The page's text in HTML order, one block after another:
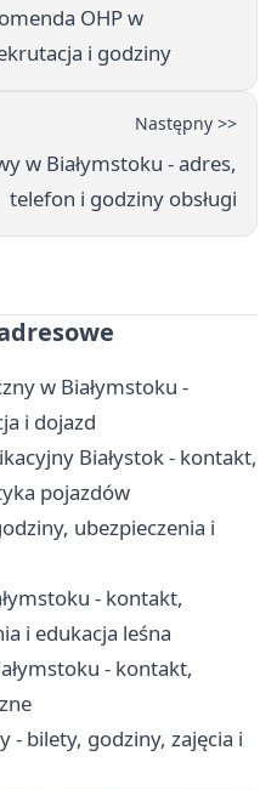
OHP w
i godziny
Następny >>
w Białymstoku - adres,
telefon i godziny obsługi
w Białymstoku -
i dojazd
Białystok - kontakt,
pojazdów
ubezpieczenia i
- kontakt,
i edukacja leśna
- kontakt,
- bilety, godziny, zajęcia i